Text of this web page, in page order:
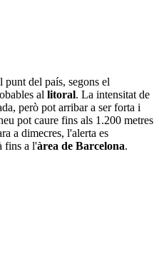
punt del país, segons el
al litoral. La intensitat de
però pot arribar a ser forta i
pot caure fins als 1.200 metres
a dimecres, l'alerta es
fins a l'àrea de Barcelona.